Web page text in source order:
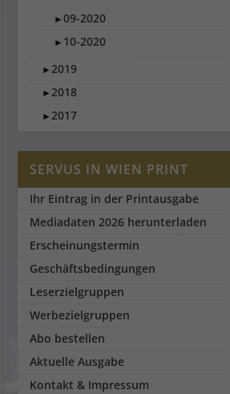
►09-2020
► 10-2020
►2019
►2018
►2017
SERVUS IN WIEN PRINT
Ihr Eintrag in der Printausgabe
Mediadaten 2026 herunterladen
Erscheinungstermin
Geschäftsbedingungen
Leserzielgruppen
Werbezielgruppen
Abo bestellen
Aktuelle Ausgabe
Kontakt & Impressum